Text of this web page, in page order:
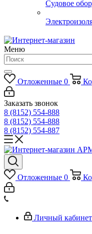
Судовое
Меню
Отложенные 0
Заказать звонок
8 (8152) 554-888
8 (8152) 554-888
8 (8152) 554-887
Отложенные 0
Личный кабинет